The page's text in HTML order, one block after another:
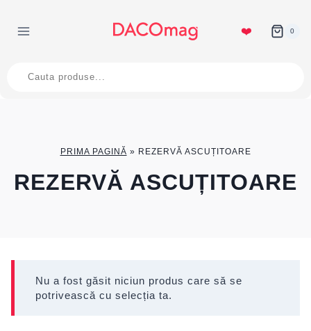
content
❤️ 0
search
PRIMA PAGINĂ » REZERVĂ ASCUȚITOARE
REZERVĂ ASCUȚITOARE
Nu a fost găsit niciun produs care să se
potrivească cu selecția ta.